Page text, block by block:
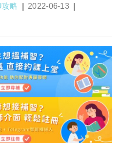
略
Post
2022-06-13